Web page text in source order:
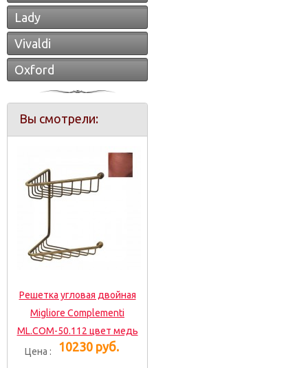
Lady
Vivaldi
Oxford
Вы смотрели:
Решетка угловая двойная
Migliore Complementi
ML.COM-50.112 цвет медь
Цена :
10230 руб.